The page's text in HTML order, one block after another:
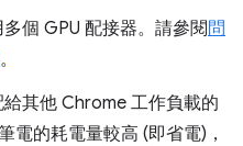
個 GPU 配接器。請參閱問
。
其他 Chrome 工作負載的
電的耗電量較高 (即省電)，